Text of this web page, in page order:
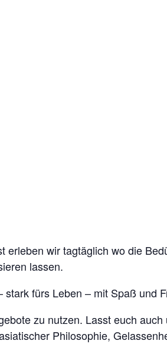
erleben wir tagtäglich wo die
lassen.
fürs Leben – mit Spaß und
zu nutzen. Lasst euch
Philosophie,